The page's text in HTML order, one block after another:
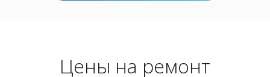
Цены на ремонт